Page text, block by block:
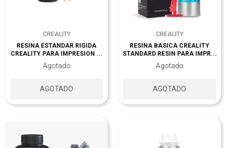
CREALITY
RESINA ESTANDAR RIGIDA
CREALITY PARA IMPRESION ...
Agotado
AGOTADO
CREALITY
RESINA BASICA CREALITY
STANDARD RESIN PARA IMPR...
Agotado
AGOTADO